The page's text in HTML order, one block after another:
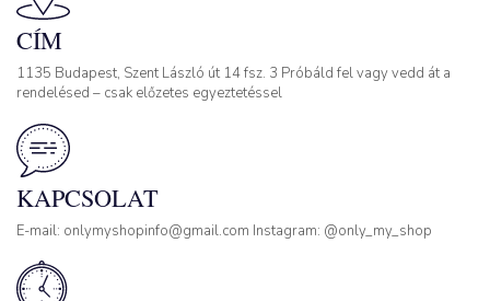
CÍM
1135 Budapest, Szent László út 14 fsz. 3 Próbáld fel vagy vedd át a
rendelésed – csak előzetes egyeztetéssel
KAPCSOLAT
E-mail: onlymyshopinfo@gmail.com Instagram: @only_my_shop